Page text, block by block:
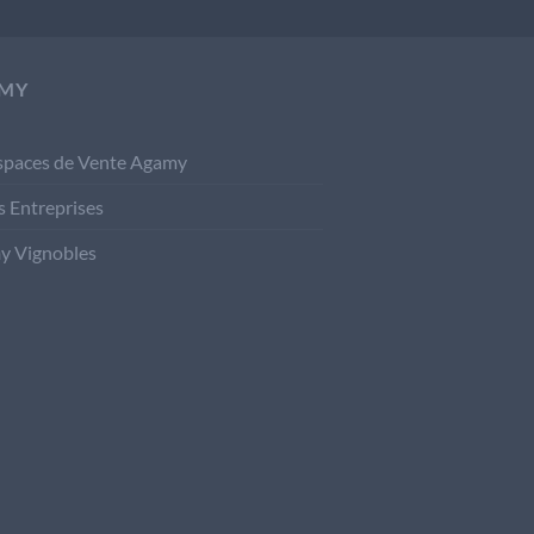
de Vente Agamy
Entreprises
Vignobles